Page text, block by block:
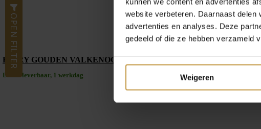
website verbeteren. Daarnaast
advertenties en analyses. Deze
gedeeld of die ze hebben verzameld
Weigeren
OPEN FILTER
FJORY GOUDEN VALKENOOG COLLIER 40-VH0550 50CM
Direct leverbaar, 1 werkdag